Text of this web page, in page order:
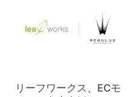
リーフワークス、ECモ